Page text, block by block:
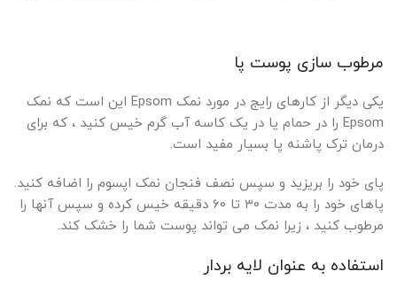
مرطوب سازی پوست پا
یکی دیگر از کارهای رایج در مورد نمک Epsom این است که نمک
Epsom را در حمام یا در یک کاسه آب گرم خیس کنید ، که برای
درمان ترک پاشنه پا بسیار مفید است.
پای خود را بریزید و سپس نصف فنجان نمک اپسوم را اضافه کنید.
پاهای خود را به مدت 30 تا 60 دقیقه خیس کرده و سپس آنها را
مرطوب کنید ، زیرا نمک می تواند پوست شما را خشک کند.
استفاده به عنوان لایه بردار